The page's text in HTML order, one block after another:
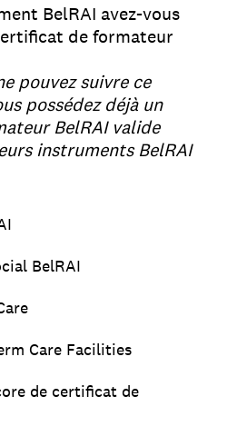
BelRAI avez-vous
de formateur
pouvez suivre ce
possédez déjà un
BelRAI valide
instruments BelRAI
BelRAI
Care Facilities
de certificat de